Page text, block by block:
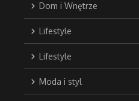
Dom i Wnętrze
Lifestyle
Lifestyle
Moda i styl